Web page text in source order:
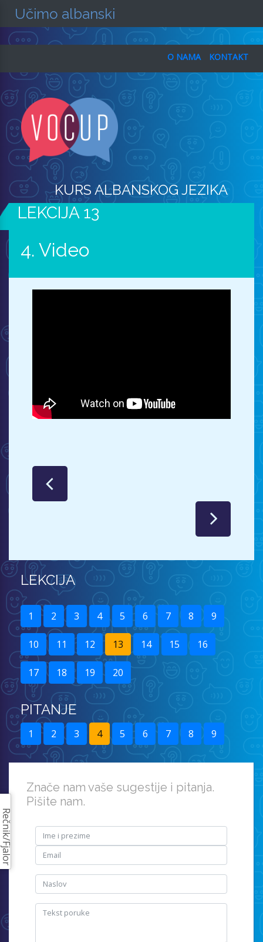
Rečnik/Fjalor
Učimo albanski
O NAMA KONTAKT
KURS ALBANSKOG JEZIKA
LEKCIJA 13
4. Video
LEKCIJA
1 2 3 4 5 6 7 8 9
10 11 12 13 14 15 16
17 18 19 20
PITANJE
1 2 3 4 5 6 7 8 9
Znače nam vaše sugestije i pitanja.
Pišite nam.